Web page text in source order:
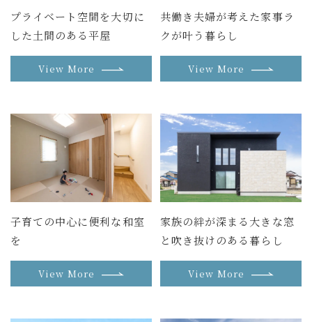
プライベート空間を大切に
した土間のある平屋
View More
共働き夫婦が考えた家事ラ
クが叶う暮らし
View More
子育ての中心に便利な和室
を
View More
家族の絆が深まる大きな窓
と吹き抜けのある暮らし
View More